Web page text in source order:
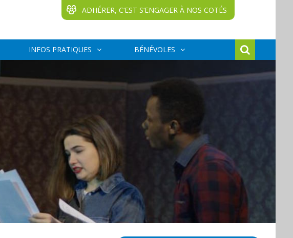
ADHÉRER, C‘EST S‘ENGAGER À NOS COTÉS
INFOS PRATIQUES BÉNÉVOLES